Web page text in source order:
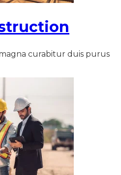
curabitur duis purus